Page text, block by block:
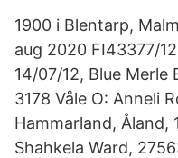
1900 i Blentarp,
aug 2020 FI43377/
14/07/12, Blue Merle
3178 Våle O: Anneli
Hammarland, Åland,
Shahkela Ward,